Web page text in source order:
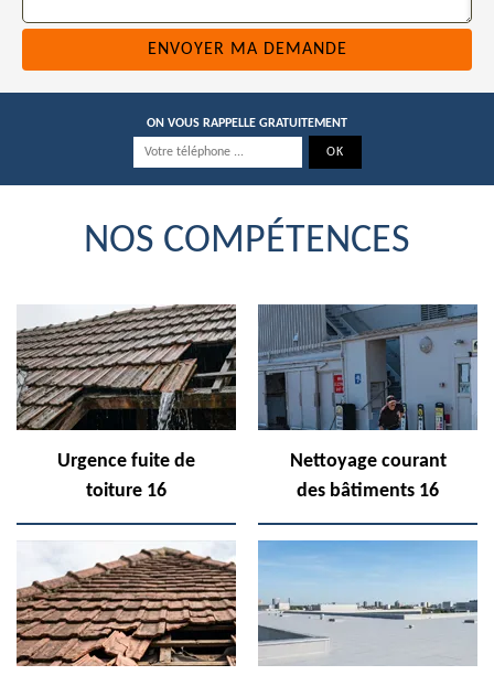
ON VOUS RAPPELLE GRATUITEMENT
NOS COMPÉTENCES
Urgence fuite de
toiture 16
Nettoyage courant
des bâtiments 16